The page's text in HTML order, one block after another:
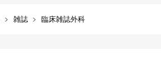
雑誌 臨床雑誌外科